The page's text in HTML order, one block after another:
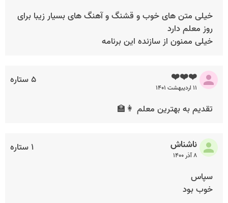
خیلی متن های خوب و قشنگ و آهنگ های بسیار زیبا برای
روز معلم دارد
خیلی ممنون از سازنده این برنامه
۵ ستاره ❤️❤️❤️
۱۱ اردیبهشت ۱۴۰۱
تقدیم به بهترین معلم ⁦👩‍🏫⁩
۱ ستاره ناشناش
۸ آذر ۱۴۰۰
سپاس
خوب بود